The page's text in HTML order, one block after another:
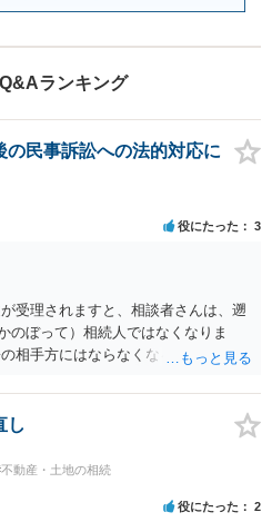
ランキング
の民事訴訟への法的対応に
役にたった 3
受理されますと、相談者さんは、遡
のぼって）相続人ではなくなりま
相手方にはならなくなるので（明け
ピーを答弁書に添えて裁判所に提出
請求棄却を求める答弁書を提出すれ
ありません。その日は差支え（用事
十分です。 質問３について 弁護士で
必要は無いと思います。郵送（期
。 詳細は、書面記載の裁判所書記官
し
動産・土地の相続
役にたった 2